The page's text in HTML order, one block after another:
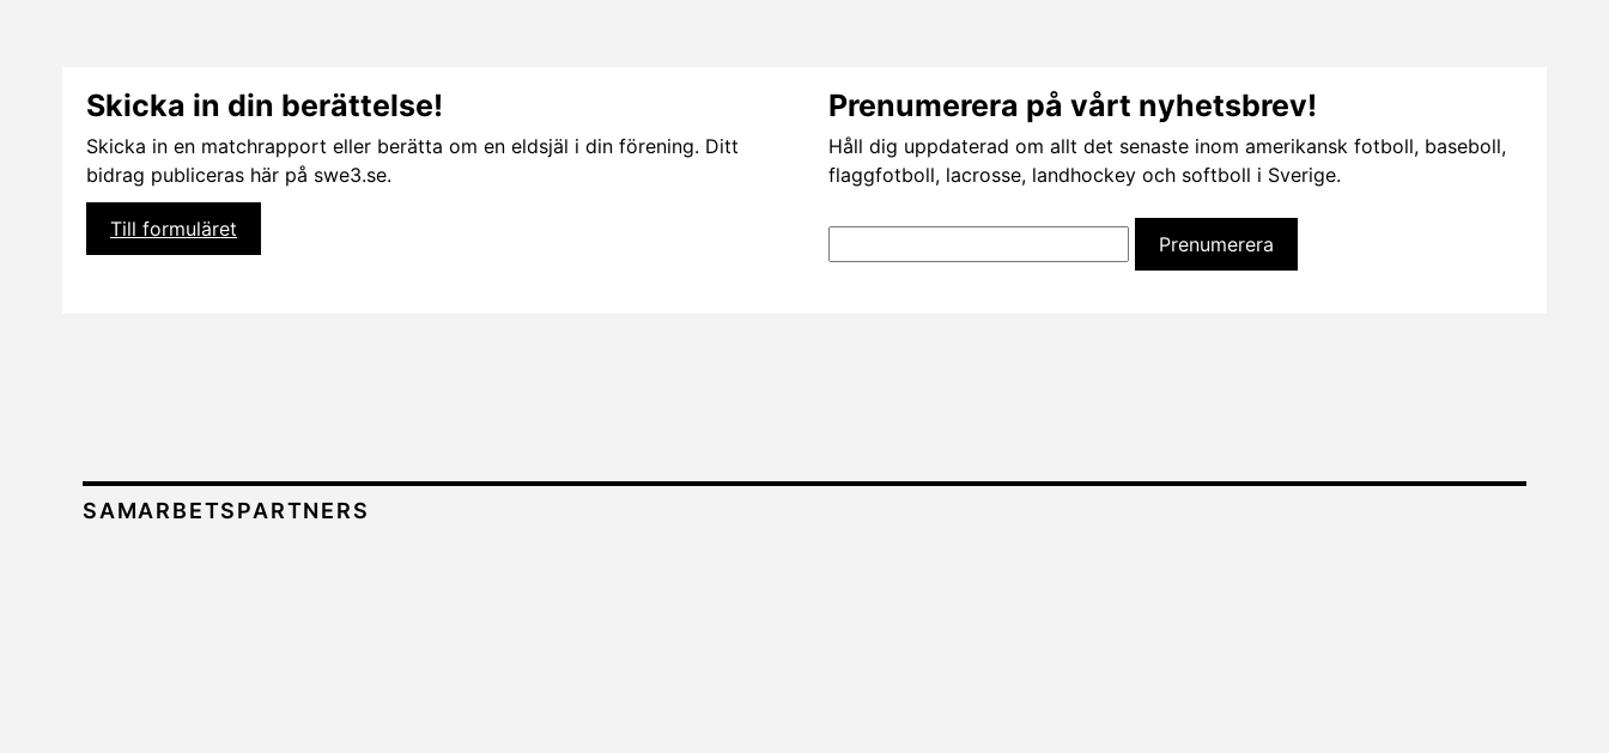
Skicka in din berättelse!
Skicka in en matchrapport eller berätta om en eldsjäl i din förening. Ditt
bidrag publiceras här på swe3.se.
Till formuläret
Prenumerera på vårt nyhetsbrev!
Håll dig uppdaterad om allt det senaste inom amerikansk fotboll, baseboll,
flaggfotboll, lacrosse, landhockey och softboll i Sverige.
SAMARBETSPARTNERS